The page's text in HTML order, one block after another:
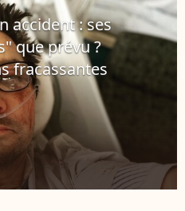
accident : ses
que prévu ?
fracassantes